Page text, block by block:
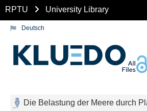
RPTU University Library
Deutsch
Die Belastung der Meere durch